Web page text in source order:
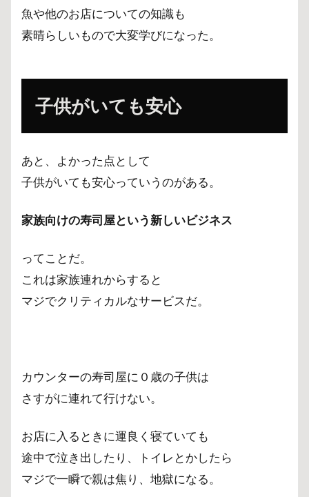
魚や他のお店についての知識も
素晴らしいもので大変学びになった。
子供がいても安心
あと、よかった点として
子供がいても安心っていうのがある。
家族向けの寿司屋という新しいビジネス
ってことだ。
これは家族連れからすると
マジでクリティカルなサービスだ。
カウンターの寿司屋に０歳の子供は
さすがに連れて行けない。
お店に入るときに運良く寝ていても
途中で泣き出したり、トイレとかしたら
マジで一瞬で親は焦り、地獄になる。